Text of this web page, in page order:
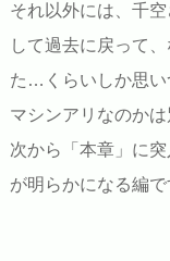
それ以外には、千
して過去に戻って
た…くらいしか思い
マシンアリなのか
次から「本章」に
が明らかになる編で